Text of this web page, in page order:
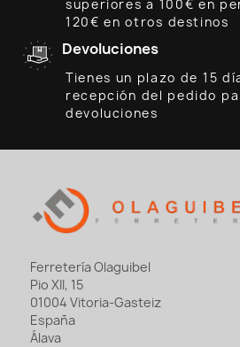
superiores a 100€ en
120€ en otros destinos
Devoluciones
Tienes un plazo de 15
recepción del pedido
devoluciones
Ferretería Olaguibel
Pio XII, 15
01004 Vitoria-Gasteiz
España
Álava